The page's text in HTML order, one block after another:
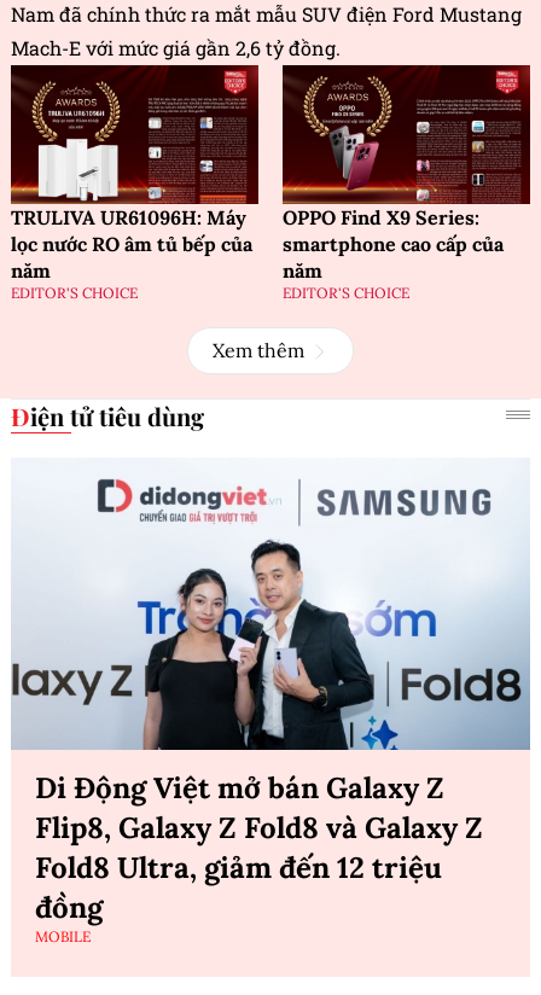
Nam đã chính thức ra mắt mẫu SUV điện Ford Mustang
Mach-E với mức giá gần 2,6 tỷ đồng.
TRULIVA UR61096H: Máy
lọc nước RO âm tủ bếp của
năm
EDITOR'S CHOICE
OPPO Find X9 Series:
smartphone cao cấp của
năm
EDITOR'S CHOICE
Xem thêm
Điện tử tiêu dùng
Di Động Việt mở bán Galaxy Z
Flip8, Galaxy Z Fold8 và Galaxy Z
Fold8 Ultra, giảm đến 12 triệu
đồng
MOBILE